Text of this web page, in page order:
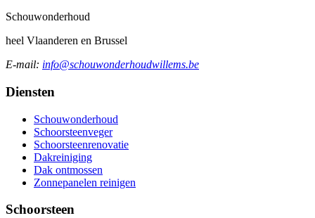
Schouwonderhoud
heel Vlaanderen en Brussel
E-mail: info@schouwonderhoudwillems.be
Diensten
Schouwonderhoud
Schoorsteenveger
Schoorsteenrenovatie
Dakreiniging
Dak ontmossen
Zonnepanelen reinigen
Schoorsteen